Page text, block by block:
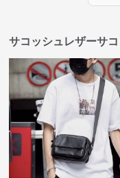
サコッシュレザーサ